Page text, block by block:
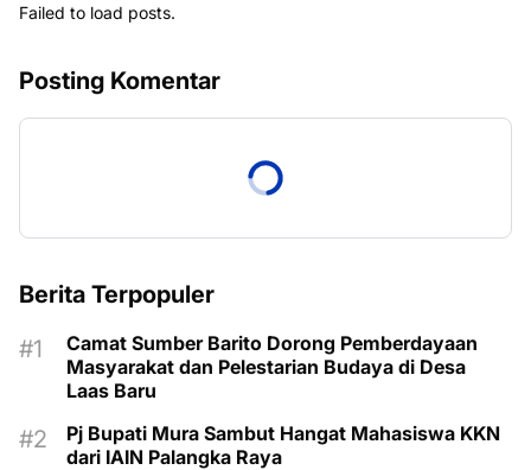
Failed to load posts.
Posting Komentar
Berita Terpopuler
Camat Sumber Barito Dorong Pemberdayaan
Masyarakat dan Pelestarian Budaya di Desa
Laas Baru
Pj Bupati Mura Sambut Hangat Mahasiswa KKN
dari IAIN Palangka Raya